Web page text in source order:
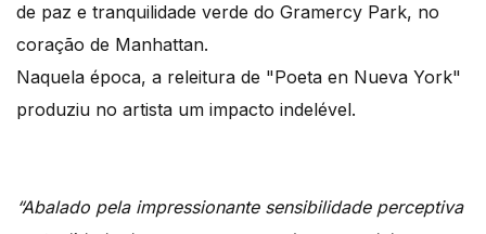
de paz e tranquilidade verde do Gramercy Park, no
coração de Manhattan.
Naquela época, a releitura de "Poeta en Nueva York"
produziu no artista um impacto indelével.
“Abalado pela impressionante sensibilidade perceptiva